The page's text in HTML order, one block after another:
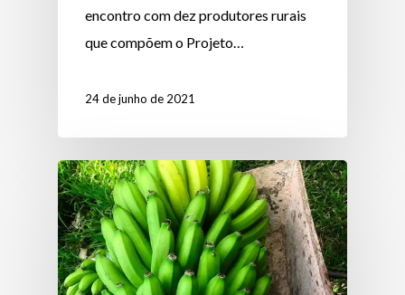
encontro com dez produtores rurais
que compõem o Projeto…
24 de junho de 2021